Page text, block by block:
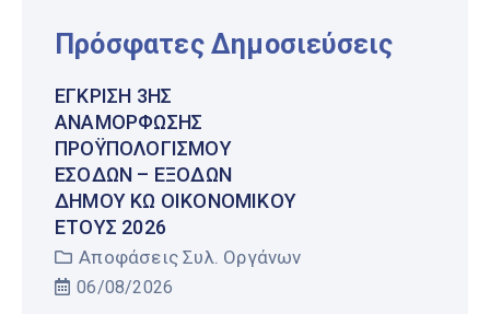
Πρόσφατες Δημοσιεύσεις
ΈΓΚΡΙΣΗ 3ΗΣ
ΑΝΑΜΌΡΦΩΣΗΣ
ΠΡΟΫΠΟΛΟΓΙΣΜΟΎ
ΕΣΌΔΩΝ – ΕΞΌΔΩΝ
ΔΉΜΟΥ ΚΩ ΟΙΚΟΝΟΜΙΚΟΎ
ΈΤΟΥΣ 2026
Αποφάσεις Συλ. Οργάνων
06/08/2026